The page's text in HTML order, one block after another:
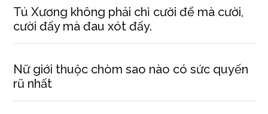
Tú Xương không phải chỉ cười để mà cười,
cười đấy mà đau xót đấy.
Nữ giới thuộc chòm sao nào có sức quyến
rũ nhất